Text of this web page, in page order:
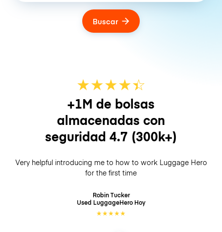
Buscar
★★★★☆
★
+1M de bolsas
almacenadas con
seguridad 4.7 (300k+)
Very helpful introducing me to how to work Luggage Hero
for the first time
Robin Tucker
Used LuggageHero Hoy
★★★★★